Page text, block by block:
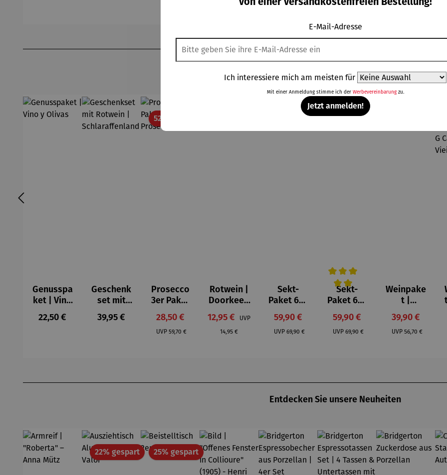
Genusspa
ket | Vino
y Olivas
Regulärer Preis:
22,50 €
Geschenk
set mit
Rotwein |
Schlaraffe
Regulärer Preis:
39,95 €
52% gespart
Prosecco
3er Paket
| Bio
Prosecco
DOC
Verkaufspreis:
28,50 €
UVP Regulärer Preis:
59,70 €
Rotwein |
Doorkeep
er Shiraz
Verkaufspreis:
12,95 €
UVP
Regulärer Preis:
14,95 €
14% gespartRabatt
Sekt-
Paket 6er
Set |
Pottperle
Rosé
Verkaufspreis:
59,90 €
UVP Regulärer Preis:
69,90 €
14% gespart
Durchschnittliche Bewertung von
Sekt-
Paket 6er
Set |
Revierperl
e
Verkaufspreis:
59,90 €
UVP Regulärer Preis:
69,90 €
Weinpake
t |
Südafrika
Jahrgang
2024
Verkaufspreis:
39,90 €
UVP Regulärer Preis:
56,70 €
Entdecken Sie unsere Neuheiten
22% gespartRabatt25% gespartRabatt
von einer versandkostenfreien Bestellung!
E-Mail-Adresse
Ich interessiere mich am meisten für
Mit einer Anmeldung stimme ich der Werbevereinbarungzu.
Jetzt anmelden!